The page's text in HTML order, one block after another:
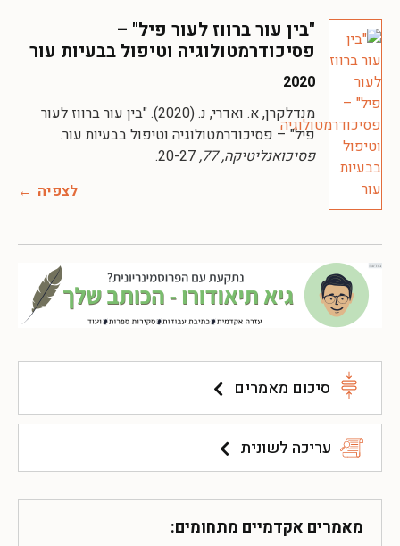
סיכום מאמרים
עריכה לשונית
מאמרים אקדמיים מתחומים:
"בין עור ברווז לעור פיל" –
פסיכודרמטולוגיה וטיפול בבעיות עור
2020
מנדלקרן, א. ואדרי, נ. (2020). "בין עור ברווז לעור
פיל" – פסיכודרמטולוגיה וטיפול בבעיות עור.
פסיכואנליטיקה, 77,
לצפיה